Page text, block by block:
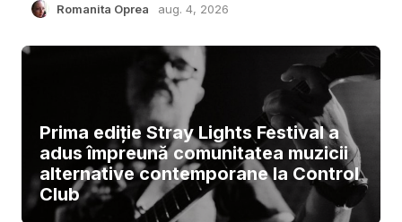
Romanita Oprea aug. 4, 2026
Prima ediție Stray Lights Festival a
adus împreună comunitatea muzicii
alternative contemporane la Control
Club